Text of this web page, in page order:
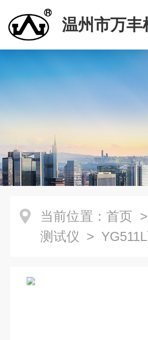
温州市万丰
当前位置： 首页 >
测试仪 >